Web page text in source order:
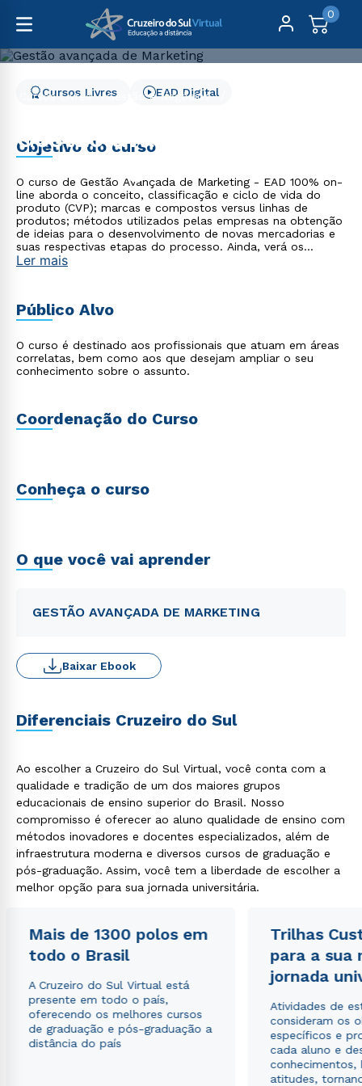
0
Cursos Livres
Gestão e Negócios
Gestão avançada de
Marketing
Cursos Livres EAD Digital
Objetivo do curso
O curso de Gestão Avançada de Marketing - EAD 100% on-
line aborda o conceito, classificação e ciclo de vida do
produto (CVP); marcas e compostos versus linhas de
produtos; métodos utilizados pelas empresas na obtenção
de ideias para o desenvolvimento de novas mercadorias e
suas respectivas etapas do processo. Ainda, verá os
elementos que fazem parte do mix de marketing de
questões legais e éticas da área.
Ler mais
Público Alvo
O curso é destinado aos profissionais que atuam em áreas
correlatas, bem como aos que desejam ampliar o seu
conhecimento sobre o assunto.
Coordenação do Curso
Conheça o curso
O que você vai aprender
GESTÃO AVANÇADA DE MARKETING
Baixar Ebook
Diferenciais Cruzeiro do Sul
Ao escolher a Cruzeiro do Sul Virtual, você conta com a
qualidade e tradição de um dos maiores grupos
educacionais de ensino superior do Brasil. Nosso
compromisso é oferecer ao aluno qualidade de ensino com
métodos inovadores e docentes especializados, além de
infraestrutura moderna e diversos cursos de graduação e
pós-graduação. Assim, você tem a liberdade de escolher a
melhor opção para sua jornada universitária.
Mais de 1300 polos em
todo o Brasil
A Cruzeiro do Sul Virtual está
presente em todo o país,
oferecendo os melhores cursos
de graduação e pós-graduação a
distância do país
Trilhas
para a sua
jornada
Atividades de
consideram os
específicos e
cada aluno e
conhecimentos,
atitudes,